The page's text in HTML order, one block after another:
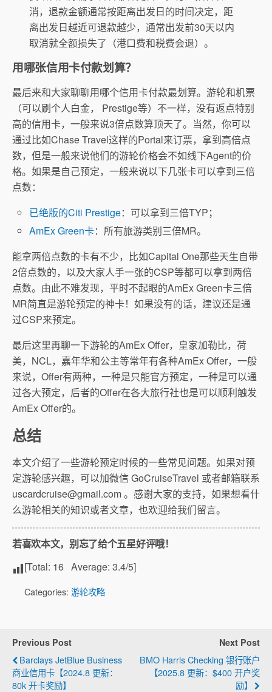
消，退款金额通常按距离出发日的时间决定，距
离出发日越近可退款越少，通常出发前30天以内
取消就全额损失了（港口费和税费会退）。
用哪张信用卡付款划算？
最后来和大家聊聊用哪个信用卡付款最划算。游轮和机票
（可以刷个人白金， Prestige等）不一样，没有返点特别
高的信用卡，一般来说3倍点数算顶天了。当然，你可以
通过比如Chase Travel这样的Portal来订票，拿到高倍点
数，但是一般来说他们的游轮价格会不如线下Agent的价
格。如果是自己预定，一般来说以下几张卡可以拿到三倍
点数：
已绝版的Citi Prestige：可以拿到三倍TYP；
AmEx Green卡：所有旅游类别三倍MR。
能拿两倍点数的卡有不少，比如Capital One那些天生自带
2倍点数的，以及大家人手一张的CSP等都可以拿到两倍
点数。由此不难发现，平时不起眼的AmEx Green卡三倍
MR简直是游轮预定的神卡！如果没有的话，建议还是通
过CSP来预定。
最后这里再聊一下游轮的AmEx Offer，皇家加勒比，荷
美，NCL，嘉年华和公主等常年有各种AmEx Offer，一般
来说，Offer有两种，一种是只能官方预定，一种是可以通
过各大预定，后者的Offer在各大旅行社也是可以顺利触发
AmEx Offer的。
总结
本文介绍了一些游轮预定时候的一些常见问题。如果对预
定游轮感兴趣，可以加微信 GoCruiseTravel 或者邮箱联系
uscardcruise@gmail.com。感谢大家的支持，如果想看什
么游轮相关的知识或者文章，也欢迎给我们留言。
若喜欢本文，别忘了给个五星好评哦！
[Total: 16 Average: 3.4/5]
Categories: 游轮攻略
Previous Post
Barclays JetBlue Business
商业信用卡【2024.8 更新：
80k 开卡奖励】
Next Post
BMO Harris Checking 银行账户
【2025.8 更新：$400 开户奖
励】